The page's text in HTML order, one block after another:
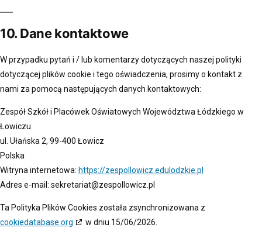
10. Dane kontaktowe
W przypadku pytań i / lub komentarzy dotyczących naszej polityki
dotyczącej plików cookie i tego oświadczenia, prosimy o kontakt z
nami za pomocą następujących danych kontaktowych:
Zespół Szkół i Placówek Oświatowych Województwa Łódzkiego w
Łowiczu
ul. Ułańska 2, 99-400 Łowicz
Polska
Witryna internetowa: https://zespollowicz.edulodzkie.pl
Adres e-mail: sekretariat@zespollowicz.pl
Ta Polityka Plików Cookies została zsynchronizowana z
cookiedatabase.org
w dniu 15/06/2026.